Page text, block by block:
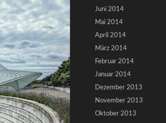
Juni 2014
Mai 2014
April 2014
März 2014
Februar 2014
Januar 2014
Dezember 2013
November 2013
Oktober 2013